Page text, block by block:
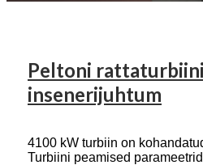
Peltoni rattaturbiini
insenerijuhtum
4100 kW turbiin on
Turbiini peamised